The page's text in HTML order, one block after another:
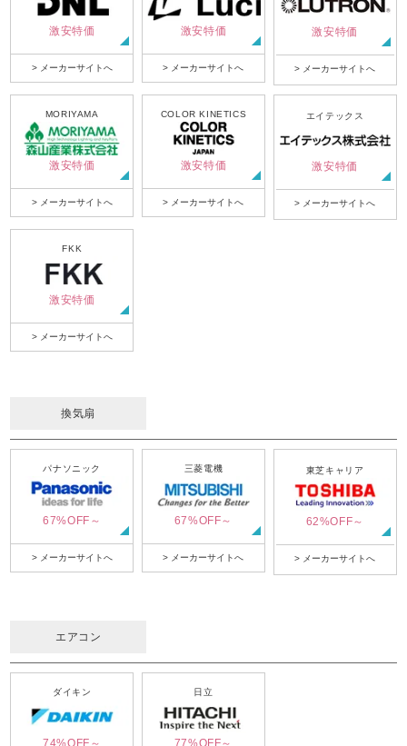
激安特価
> メーカーサイトへ
激安特価
> メーカーサイトへ
激安特価
> メーカーサイトへ
MORIYAMA
激安特価
> メーカーサイトへ
COLOR KINETICS
激安特価
> メーカーサイトへ
エイテックス
激安特価
> メーカーサイトへ
FKK
激安特価
> メーカーサイトへ
換気扇
パナソニック
67%OFF～
> メーカーサイトへ
三菱電機
67%OFF～
> メーカーサイトへ
東芝キャリア
62%OFF～
> メーカーサイトへ
エアコン
ダイキン
74%OFF～
日立
77%OFF～